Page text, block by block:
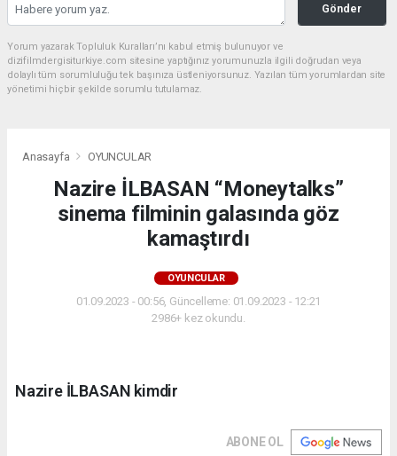
Gönder
Yorum yazarak Topluluk Kuralları’nı kabul etmiş bulunuyor ve
dizifilmdergisiturkiye.com sitesine yaptığınız yorumunuzla ilgili doğrudan veya
dolaylı tüm sorumluluğu tek başınıza üstleniyorsunuz. Yazılan tüm yorumlardan site
yönetimi hiçbir şekilde sorumlu tutulamaz.
Anasayfa OYUNCULAR
Nazire İLBASAN “Moneytalks”
sinema filminin galasında göz
kamaştırdı
OYUNCULAR
01.09.2023 - 00:56, Güncelleme: 01.09.2023 - 12:21
2986+ kez okundu.
Nazire İLBASAN kimdir
ABONE OL